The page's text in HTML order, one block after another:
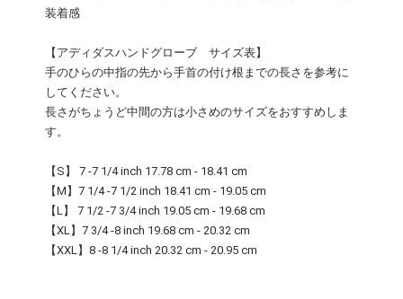
装着感
【アディダスハンドグローブ サイズ表】
手のひらの中指の先から手首の付け根までの長さを参考に
してください。
長さがちょうど中間の方は小さめのサイズをおすすめしま
す。
【S】 7 -7 1/4 inch 17.78 cm - 18.41 cm
【M】7 1/4 -7 1/2 inch 18.41 cm - 19.05 cm
【L】 7 1/2 -7 3/4 inch 19.05 cm - 19.68 cm
【XL】7 3/4 -8 inch 19.68 cm - 20.32 cm
【XXL】8 -8 1/4 inch 20.32 cm - 20.95 cm